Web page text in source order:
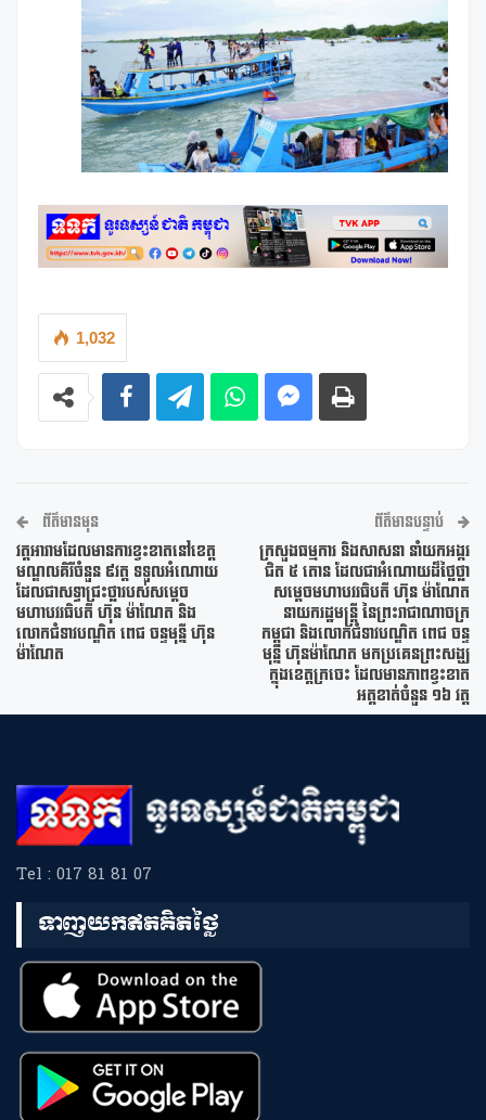
1,032
ព័ត៌មានមុន
វត្តអារាមដែលមានការខ្វះខាតនៅខេត្ត
មណ្ឌលគិរីចំនួន ៩វត្ត ទទួលអំណោយ
ដែលជាសទ្ធាជ្រះថ្លារបស់សម្តេច
មហាបវរធិបតី ហ៊ុន ម៉ាណែត និង
លោកជំទាវបណ្ឌិត ពេជ ចន្ទមុន្នី ហ៊ុន
ម៉ាណែត
ព័ត៌មានបន្ទាប់
ក្រសួងធម្មការ និងសាសនា នាំយកអង្ករ
ជិត ៥ តោន ដែលជាអំណោយដ៏ថ្លៃថ្លា
សម្តេចមហាបវរធិបតី ហ៊ុន ម៉ាណែត
នាយករដ្ឋមន្ត្រី នៃព្រះរាជាណាចក្រ
កម្ពុជា និងលោកជំទាវបណ្ឌិត ពេជ ចន្ទ
មុន្នី ហ៊ុនម៉ាណែត មកប្រគេនព្រះសង្ឃ
ក្នុងខេត្តក្រចេះ ដែលមានភាពខ្វះខាត
អត្តខាត់ចំនួន ១៦ វត្ត
Tel : 017 81 81 07
ទាញយកឥតគិតថ្លៃ